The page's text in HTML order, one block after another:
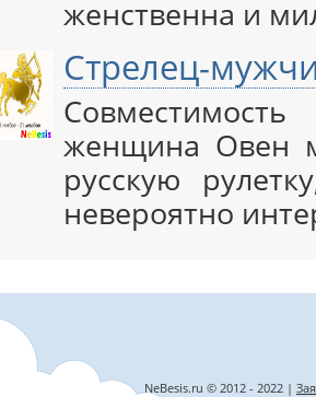
женственна и
Стрелец-
женщина Овен
русскую
невероятно
NeBesis.ru © 2012 - 2022 |